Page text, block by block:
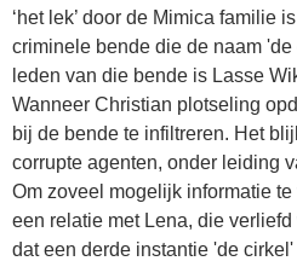
‘het lek’ door de Mimica familie
criminele bende die de naam
leden van die bende is Lasse
Wanneer Christian plotseling
bij de bende te infiltreren. Het
corrupte agenten, onder leiding
Om zoveel mogelijk informatie
een relatie met Lena, die
dat een derde instantie 'de